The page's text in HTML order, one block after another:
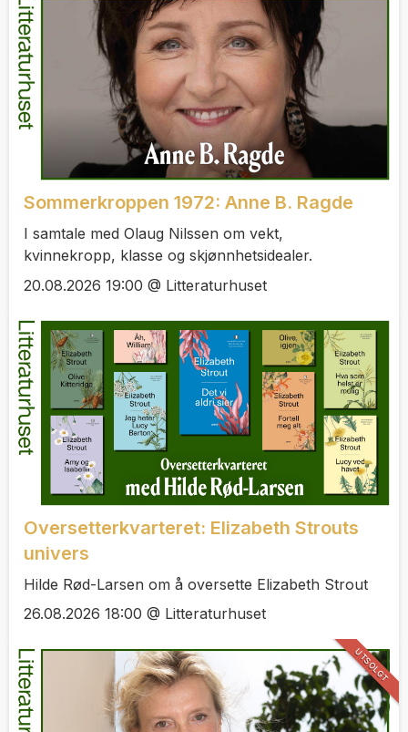
Sommerkroppen 1972: Anne B. Ragde
I samtale med Olaug Nilssen om vekt,
kvinnekropp, klasse og skjønnhetsidealer.
20.08.2026 19:00 @ Litteraturhuset
Oversetterkvarteret: Elizabeth Strouts
univers
Hilde Rød-Larsen om å oversette Elizabeth Strout
26.08.2026 18:00 @ Litteraturhuset
UTSOLGT